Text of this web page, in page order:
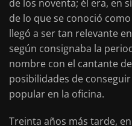
de los noventa; él era, en
de lo que se conoció
llegó a ser tan relevante
según consignaba la
nombre con el cantante
posibilidades de
popular en la oficina.
Treinta años más tarde,